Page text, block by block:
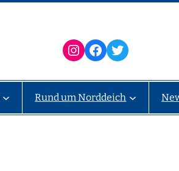
Instagram Facebook Twitter
Rund um Norddeich